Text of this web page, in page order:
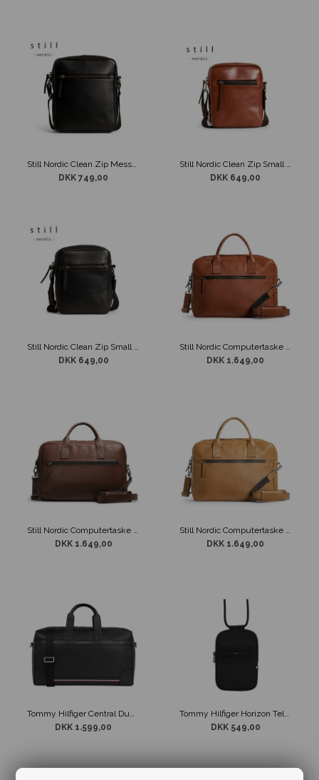
DKK 749,00
DKK 649,00
Still Nordic Clean Zip Small Messenger Taske Sort
DKK 649,00
Still Nordic Computertaske Clean Brief 2 Room Brandy
DKK 1.649,00
Still Nordic Computertaske Clean Brief 2 Room Brunt læder
DKK 1.649,00
Still Nordic Computertaske Clean Brief 2 Room Light Cognac Læder
DKK 1.649,00
DKK 1.599,00
DKK 549,00